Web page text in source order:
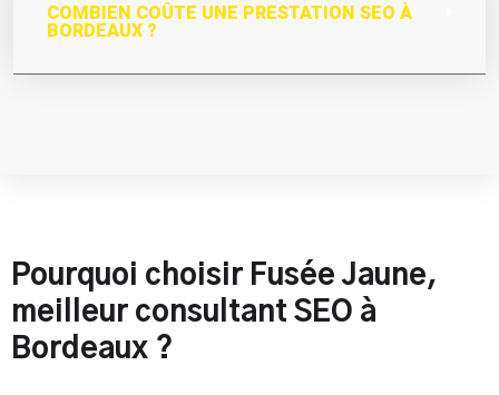
COMBIEN COÛTE UNE PRESTATION SEO À
BORDEAUX ?
Pourquoi choisir Fusée Jaune,
meilleur consultant SEO à
Bordeaux ?